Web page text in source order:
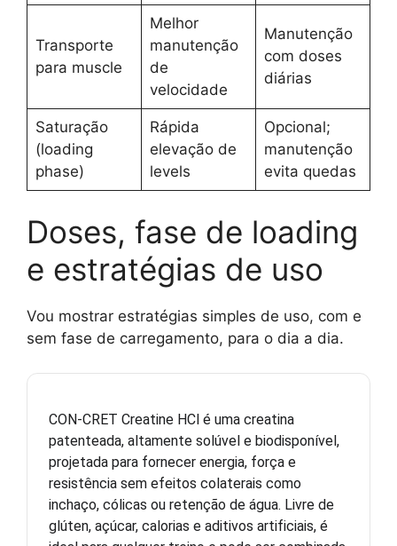
Transporte
para muscle
Melhor
manutenção
de
velocidade
Manutenção
com doses
diárias
Saturação
(loading
phase)
Rápida
elevação de
levels
Opcional;
manutenção
evita quedas
Doses, fase de loading
e estratégias de uso
Vou mostrar estratégias simples de uso, com e
sem fase de carregamento, para o dia a dia.
CON-CRET Creatine HCl é uma creatina
patenteada, altamente solúvel e biodisponível,
projetada para fornecer energia, força e
resistência sem efeitos colaterais como
inchaço, cólicas ou retenção de água. Livre de
glúten, açúcar, calorias e aditivos artificiais, é